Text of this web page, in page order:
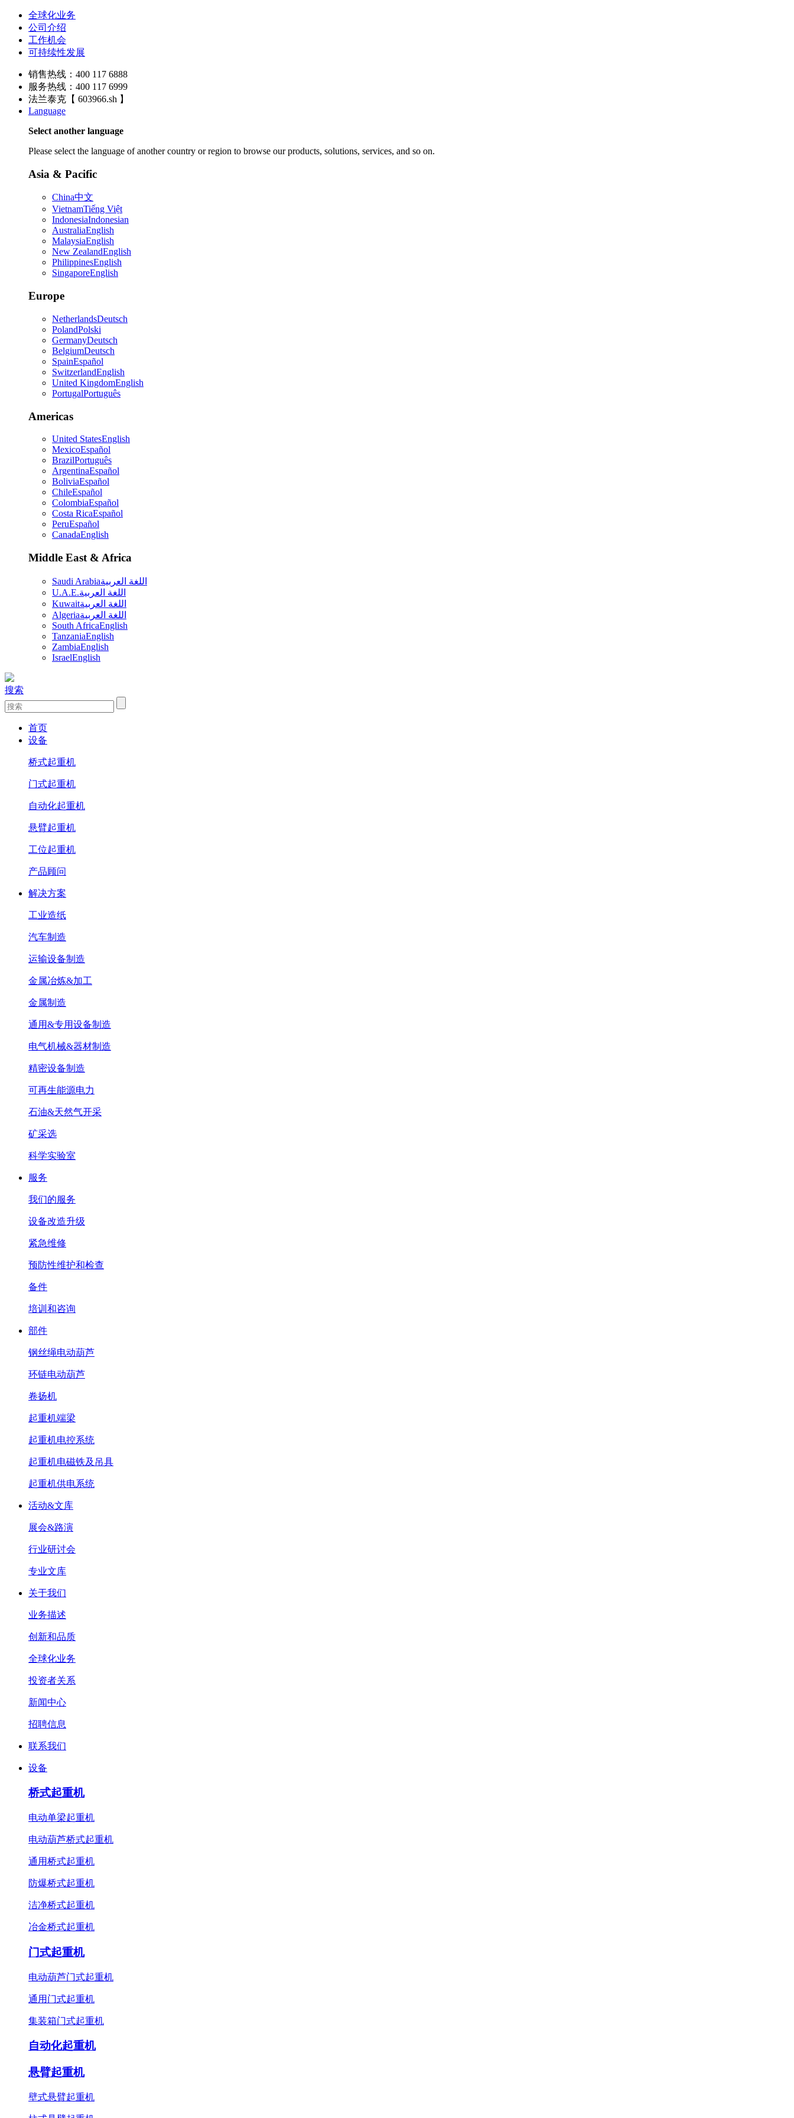
全球化业务
公司介绍
工作机会
可持续性发展
销售热线：400 117 6888
服务热线：400 117 6999
法兰泰克【 603966.sh 】
Language
Select another language
Please select the language of another country or region to browse our products, solutions, services, and so on.
Asia & Pacific
China中文
VietnamTiếng Việt
IndonesiaIndonesian
AustraliaEnglish
MalaysiaEnglish
New ZealandEnglish
PhilippinesEnglish
SingaporeEnglish
Europe
NetherlandsDeutsch
PolandPolski
GermanyDeutsch
BelgiumDeutsch
SpainEspañol
SwitzerlandEnglish
United KingdomEnglish
PortugalPortuguês
Americas
United StatesEnglish
MexicoEspañol
BrazilPortuguês
ArgentinaEspañol
BoliviaEspañol
ChileEspañol
ColombiaEspañol
Costa RicaEspañol
PeruEspañol
CanadaEnglish
Middle East & Africa
Saudi Arabiaاللغة العربية
U.A.E.اللغة العربية
Kuwaitاللغة العربية
Algeriaاللغة العربية
South AfricaEnglish
TanzaniaEnglish
ZambiaEnglish
IsraelEnglish
搜索
首页
设备
桥式起重机
门式起重机
自动化起重机
悬臂起重机
工位起重机
产品顾问
解决方案
工业造纸
汽车制造
运输设备制造
金属冶炼&加工
金属制造
通用&专用设备制造
电气机械&器材制造
精密设备制造
可再生能源电力
石油&天然气开采
矿采选
科学实验室
服务
我们的服务
设备改造升级
紧急维修
预防性维护和检查
备件
培训和咨询
部件
钢丝绳电动葫芦
环链电动葫芦
卷扬机
起重机端梁
起重机电控系统
起重机电磁铁及吊具
起重机供电系统
活动&文库
展会&路演
行业研讨会
专业文库
关于我们
业务描述
创新和品质
全球化业务
投资者关系
新闻中心
招聘信息
联系我们
设备
桥式起重机
电动单梁起重机
电动葫芦桥式起重机
通用桥式起重机
防爆桥式起重机
洁净桥式起重机
冶金桥式起重机
门式起重机
电动葫芦门式起重机
通用门式起重机
集装箱门式起重机
自动化起重机
悬臂起重机
壁式悬臂起重机